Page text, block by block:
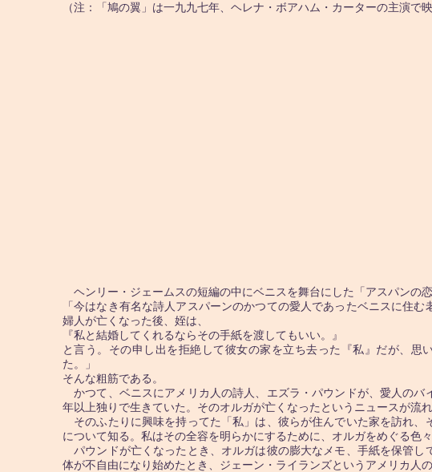
（注：「鳩の翼」は一九九七年、ヘレナ・ボアハム・カーターの主演で
ヘンリー・ジェームスの短編の中にベニスを舞台にした「アスパンの恋
「今はなき有名な詩人アスパーンのかつての愛人であったベニスに住
婦人が亡くなった後、姪は、
『私と結婚してくれるならその手紙を渡してもいい。』
と言う。その申し出を拒絶して彼女の家を立ち去った『私』だが、
た。」
そんな粗筋である。
かつて、ベニスにアメリカ人の詩人、エズラ・パウンドが、愛人の
年以上独りで生きていた。そのオルガが亡くなったというニュースが流れ
そのふたりに興味を持ってた「私」は、彼らが住んでいた家を訪れ
について知る。私はその全容を明らかにするために、オルガをめぐる色々
パウンドが亡くなったとき、オルガは彼の膨大なメモ、手紙を保管
体が不自由になり始めたとき、ジェーン・ライランズというアメリカ人